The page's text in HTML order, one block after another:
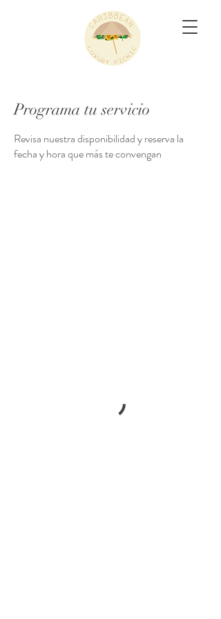
Programa tu servicio
Revisa nuestra disponibilidad y reserva la
fecha y hora que más te convengan